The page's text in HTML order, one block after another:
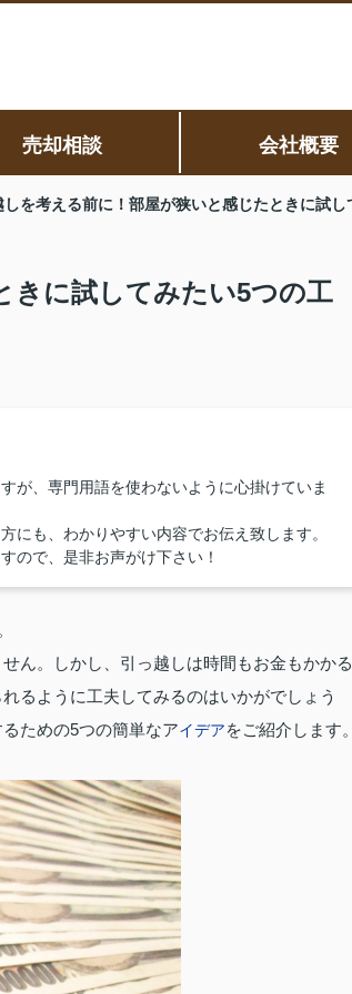
売却相談 会社概要
しを考える前に！部屋が狭いと感じたときに試
きに試してみたい5つの工
が、専門用語を使わないように心掛けていま
にも、わかりやすい内容でお伝え致します。
ので、是非お声がけ下さい！
ん。しかし、引っ越しは時間もお金もかかる
るように工夫してみるのはいかがでしょう
ための5つの簡単なアイデアをご紹介します